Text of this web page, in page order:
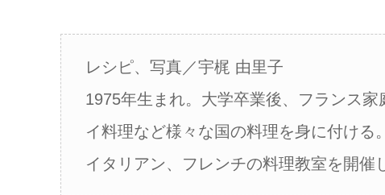
レシピ、写真／宇梶 由里子
1975年生まれ。大学卒業後、フランス
イ料理など様々な国の料理を身に付け
イタリアン、フレンチの料理教室を開催